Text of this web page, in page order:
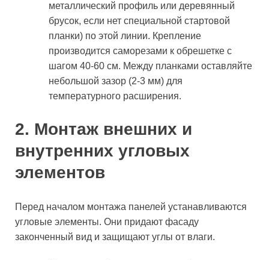
металлический профиль или деревянный
брусок, если нет специальной стартовой
планки) по этой линии. Крепление
производится саморезами к обрешетке с
шагом 40-60 см. Между планками оставляйте
небольшой зазор (2-3 мм) для
температурного расширения.
2. Монтаж внешних и
внутренних угловых
элементов
Перед началом монтажа панелей устанавливаются
угловые элементы. Они придают фасаду
законченный вид и защищают углы от влаги.